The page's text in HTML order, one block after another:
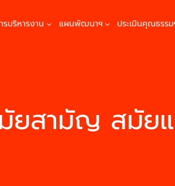
รบริหารงาน แผนพัฒนาฯ ประเมินคุณธรร
ยสามัญ สมัยแ